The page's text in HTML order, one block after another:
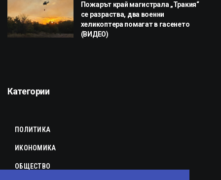
Пожарът край магистрала „Тракия“
се разраства, два военни
хеликоптера помагат в гасенето
(ВИДЕО)
Категории
ПОЛИТИКА
ИКОНОМИКА
ОБЩЕСТВО